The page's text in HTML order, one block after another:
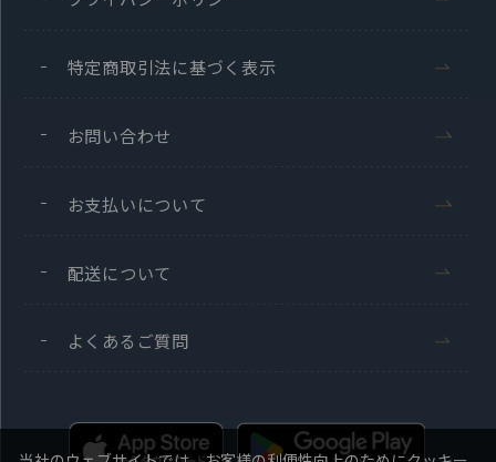
特定商取引法に基づく表示
お問い合わせ
お支払いについて
配送について
よくあるご質問